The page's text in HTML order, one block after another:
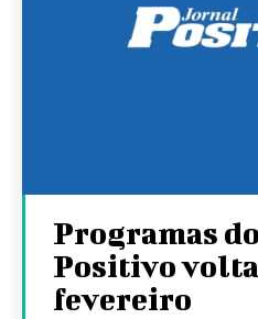
Programas
Positivo
fevereiro